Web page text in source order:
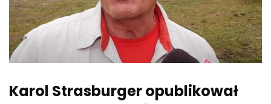
Karol Strasburger opublikował